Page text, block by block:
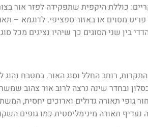
כוללת היקפית שתפקידה לפזר אור
מסוים או באזור ספציפי. לדוגמא –
בין שני הסוגים כך שיהיו נציגים מכל
רוחב החלל וסוג האור. במטבח
ובחדר שינה נרצה לרוב אור צהוב
גופי תאורה גדולים וארוכים יחסית,
נעדיף תאורה מינימליסטית כמו גופים